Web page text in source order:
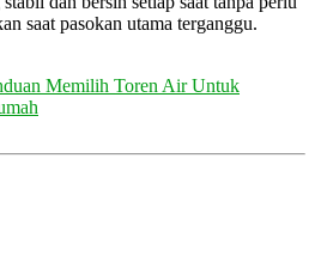
saat pasokan utama terganggu.
Memilih Toren Air Untuk